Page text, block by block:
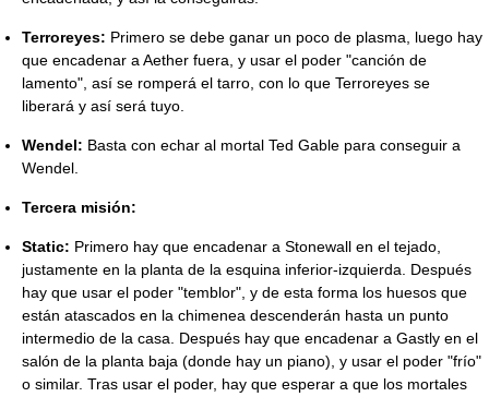
Terroreyes: Primero se debe ganar un poco de plasma, luego hay
que encadenar a Aether fuera, y usar el poder "canción de
lamento", así se romperá el tarro, con lo que Terroreyes se
liberará y así será tuyo.
Wendel: Basta con echar al mortal Ted Gable para conseguir a
Wendel.
Tercera misión:
Static: Primero hay que encadenar a Stonewall en el tejado,
justamente en la planta de la esquina inferior-izquierda. Después
hay que usar el poder "temblor", y de esta forma los huesos que
están atascados en la chimenea descenderán hasta un punto
intermedio de la casa. Después hay que encadenar a Gastly en el
salón de la planta baja (donde hay un piano), y usar el poder "frío"
o similar. Tras usar el poder, hay que esperar a que los mortales